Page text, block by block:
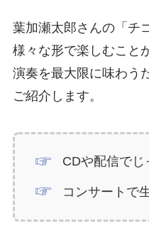
葉加瀬太郎さんの「チ
様々な形で楽しむこと
演奏を最大限に味わう
ご紹介します。
CDや配信でじ
コンサートで